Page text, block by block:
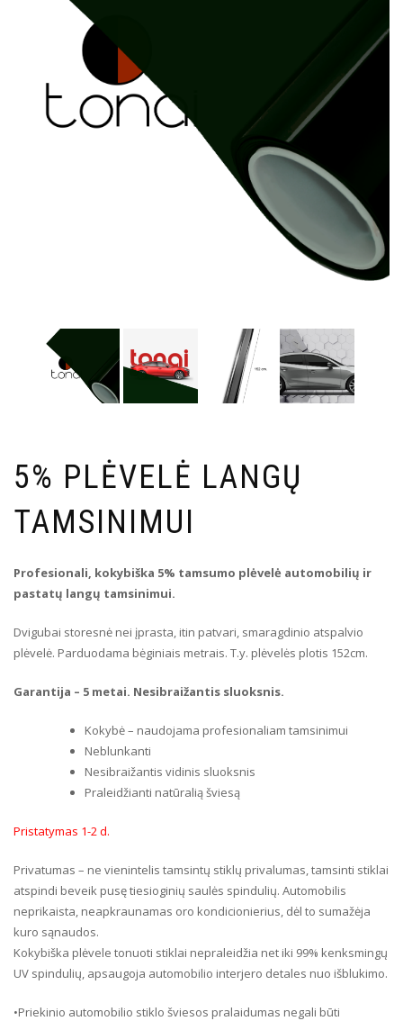
5% PLĖVELĖ LANGŲ
TAMSINIMUI
Profesionali, kokybiška 5% tamsumo plėvelė automobilių ir
pastatų langų tamsinimui.
Dvigubai storesnė nei įprasta, itin patvari, smaragdinio atspalvio
plėvelė. Parduodama bėginiais metrais. T.y. plėvelės plotis 152cm.
Garantija – 5 metai. Nesibraižantis sluoksnis.
Kokybė – naudojama profesionaliam tamsinimui
Neblunkanti
Nesibraižantis vidinis sluoksnis
Praleidžianti natūralią šviesą
Pristatymas 1-2 d.
Privatumas – ne vienintelis tamsintų stiklų privalumas, tamsinti stiklai
atspindi beveik pusę tiesioginių saulės spindulių. Automobilis
neprikaista, neapkraunamas oro kondicionierius, dėl to sumažėja
kuro sąnaudos.
Kokybiška plėvele tonuoti stiklai nepraleidžia net iki 99% kenksmingų
UV spindulių, apsaugoja automobilio interjero detales nuo išblukimo.
•Priekinio automobilio stiklo šviesos pralaidumas negali būti